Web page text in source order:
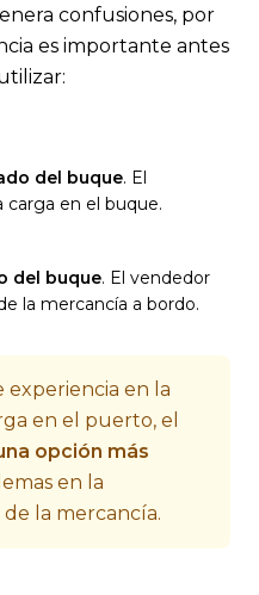
confusiones, por
es importante antes
del buque. El
carga en el buque.
del buque. El vendedor
la mercancía a bordo.
experiencia en la
en el puerto, el
opción más
en la
la mercancía.